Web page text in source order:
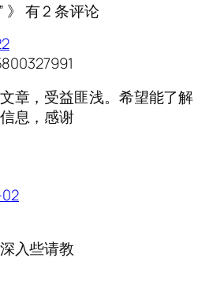
》 有 2 条评论
章，受益匪浅。希望能了解
息，感谢
入些请教